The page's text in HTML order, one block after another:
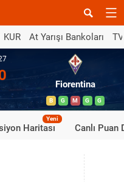
KUR At Yarışı Bankoları
Fiorentina
B G M G G
Haritası
Yeni
Canlı Puan